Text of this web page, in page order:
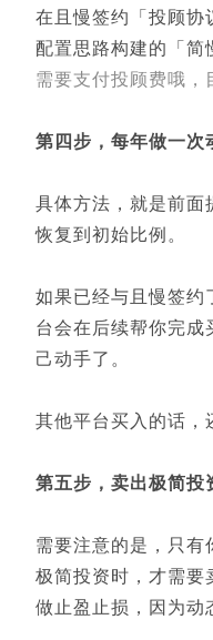
在且慢签约「投顾协
配置思路构建的「简
需要支付投顾费哦，
第四步，每年做一次
具体方法，就是前面
恢复到初始比例。
如果已经与且慢签约
台会在后续帮你完成
己动手了。
其他平台买入的话，
第五步，卖出极简投
需要注意的是，只有
极简投资时，才需要
做止盈止损，因为动